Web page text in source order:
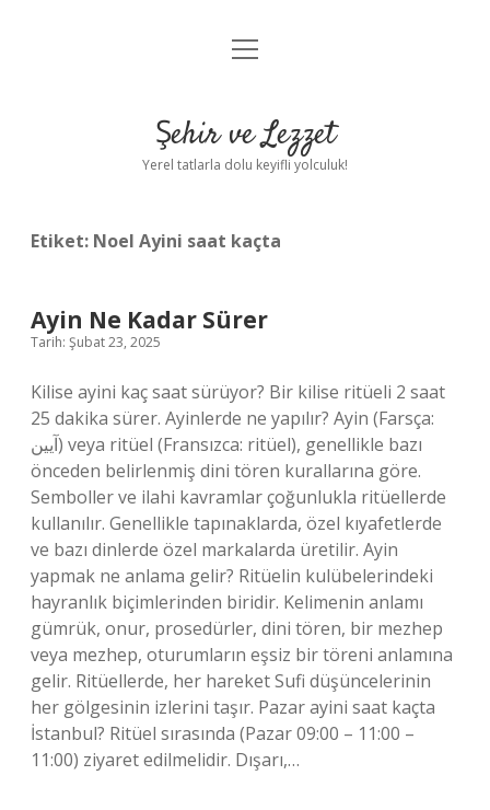
Anasayfa
Yasal Uyarı
menüyü
Şehir ve Lezzet
Yerel tatlarla dolu keyifli yolculuk!
Etiket: Noel Ayini saat kaçta
Ayin Ne Kadar Sürer
Tarih: Şubat 23, 2025
Kilise ayini kaç saat sürüyor? Bir kilise ritüeli 2 saat
25 dakika sürer. Ayinlerde ne yapılır? Ayin (Farsça:
آیین) veya ritüel (Fransızca: ritüel), genellikle bazı
önceden belirlenmiş dini tören kurallarına göre.
Semboller ve ilahi kavramlar çoğunlukla ritüellerde
kullanılır. Genellikle tapınaklarda, özel kıyafetlerde
ve bazı dinlerde özel markalarda üretilir. Ayin
yapmak ne anlama gelir? Ritüelin kulübelerindeki
hayranlık biçimlerinden biridir. Kelimenin anlamı
gümrük, onur, prosedürler, dini tören, bir mezhep
veya mezhep, oturumların eşsiz bir töreni anlamına
gelir. Ritüellerde, her hareket Sufi düşüncelerinin
her gölgesinin izlerini taşır. Pazar ayini saat kaçta
İstanbul? Ritüel sırasında (Pazar 09:00 – 11:00 –
11:00) ziyaret edilmelidir. Dışarı,…